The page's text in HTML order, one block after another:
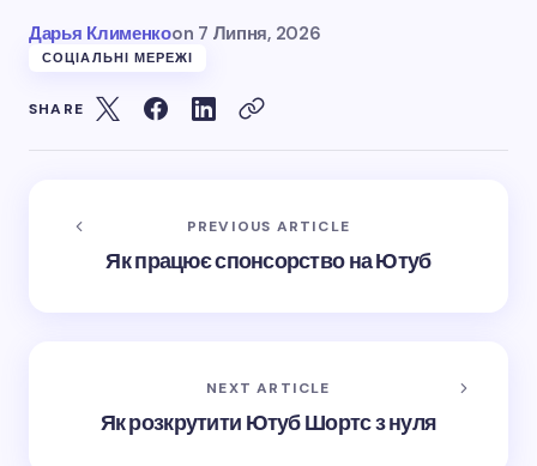
Дарья Клименкоon 7 Липня, 2026
СОЦІАЛЬНІ МЕРЕЖІ
SHARE
PREVIOUS ARTICLE
Як працює спонсорство на Ютуб
NEXT ARTICLE
Як розкрутити Ютуб Шортс з нуля